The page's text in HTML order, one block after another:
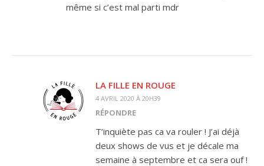
même si c’est mal parti mdr
LA FILLE EN ROUGE
4 AVRIL 2020 À 20H39
RÉPONDRE
T’inquiète pas ca va rouler ! J’ai déjà
deux shows de vus et je décale ma
semaine à septembre et ca sera ouf !